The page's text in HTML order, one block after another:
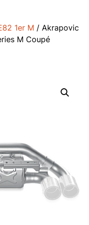
1er M / Akrapovic
M Coupé